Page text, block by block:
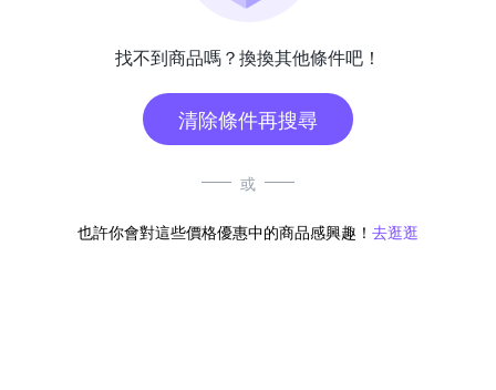
找不到商品嗎？換換其他條件吧！
清除條件再搜尋
或
也許你會對這些價格優惠中的商品感興趣！ 去逛逛